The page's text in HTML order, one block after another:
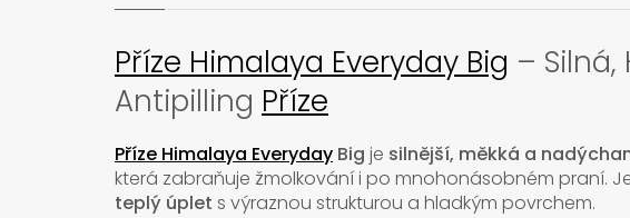
Příze Himalaya Everyday Big – Silná,
Antipilling Příze
Příze Himalaya Everyday Big je silnější, měkká a
která zabraňuje žmolkování i po mnohonásobném praní.
teplý úplet s výraznou strukturou a hladkým povrchem.